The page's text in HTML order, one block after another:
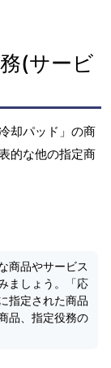
(サービ
却パッド」の商
的な他の指定商
商品やサービス
ましょう。「応
指定された商品
品、指定役務の